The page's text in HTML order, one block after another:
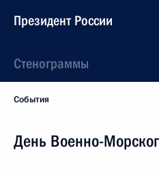
Президент России
Стенограммы
События
День Военно-